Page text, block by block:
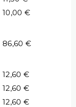
10,00 €
86,60 €
12,60 €
12,60 €
12,60 €